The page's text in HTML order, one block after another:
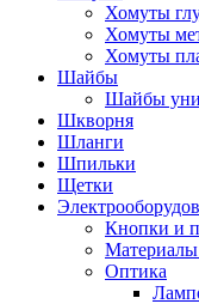
Хомуты
Хомуты
Хомуты
Шайбы
Шайбы
Шкворня
Шланги
Шпильки
Щетки
Кнопки и
Материалы
Оптика